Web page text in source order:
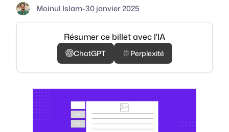
Moinul Islam-30 janvier 2025
Résumer ce billet avec l'IA
ChatGPT Perplexité